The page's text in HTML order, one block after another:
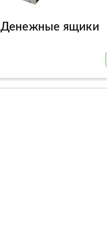
Денежные ящики